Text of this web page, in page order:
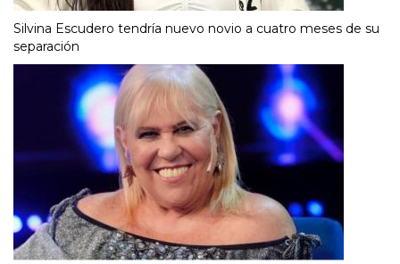
Silvina Escudero tendría nuevo novio a cuatro meses de su
separación